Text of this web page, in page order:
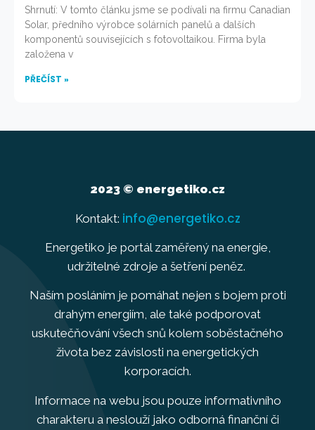
Shrnutí: V tomto článku jsme se podívali na firmu Canadian
Solar, předního výrobce solárních panelů a dalších
komponentů souvisejících s fotovoltaikou. Firma byla
založena v
PŘEČÍST »
2023 © energetiko.cz
Kontakt: info@energetiko.cz
Energetiko je portál zaměřený na energie,
udržitelné zdroje a šetření peněz.
Naším posláním je pomáhat nejen s bojem proti
drahým energiím, ale také podporovat
uskutečňování všech snů kolem soběstačného
života bez závislosti na energetických
korporacích.
Informace na webu jsou pouze informativního
charakteru a neslouží jako odborná finanční či